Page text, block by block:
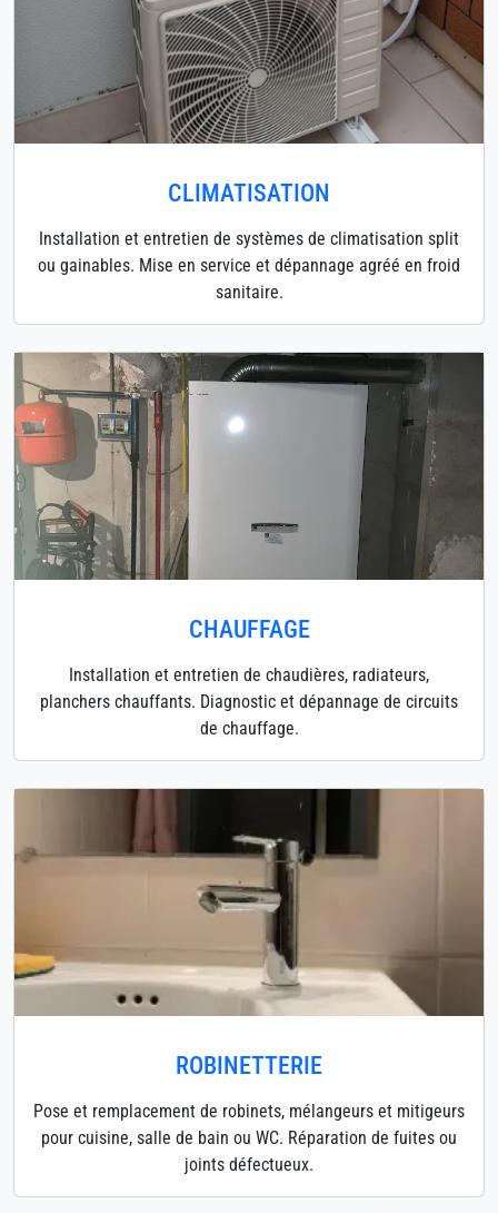
CLIMATISATION
Installation et entretien de systèmes de climatisation split
ou gainables. Mise en service et dépannage agréé en froid
sanitaire.
CHAUFFAGE
Installation et entretien de chaudières, radiateurs,
planchers chauffants. Diagnostic et dépannage de circuits
de chauffage.
ROBINETTERIE
Pose et remplacement de robinets, mélangeurs et mitigeurs
pour cuisine, salle de bain ou WC. Réparation de fuites ou
joints défectueux.